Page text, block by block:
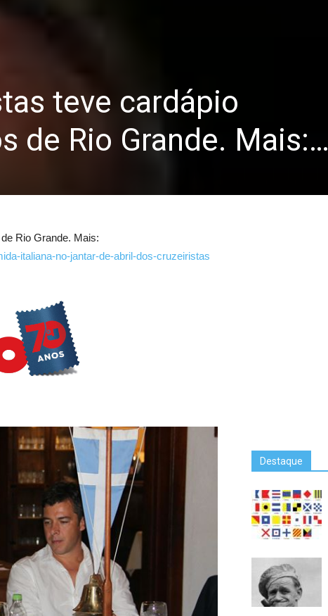
teve cardápio
de Rio Grande. Mais:…
Rio Grande. Mais:
italiana-no-jantar-de-abril-dos-cruzeiristas
Destaque